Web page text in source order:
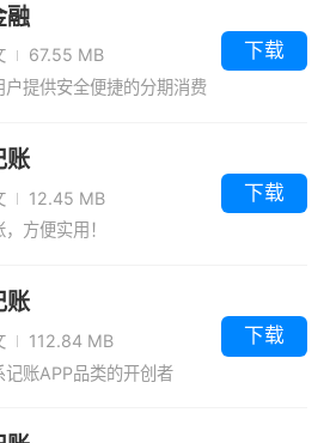
融
67.55 MB
户提供安全便捷的分期消费
下载
账
12.45 MB
方便实用！
下载
账
112.84 MB
记账APP品类的开创者
下载